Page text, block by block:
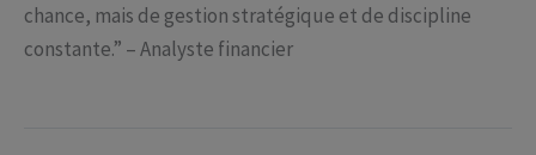
chance, mais de gestion stratégique et de discipline
constante.” – Analyste financier